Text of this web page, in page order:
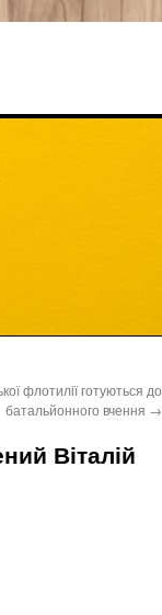
флотилії готуються до
батальйонного вчення →
Віталій